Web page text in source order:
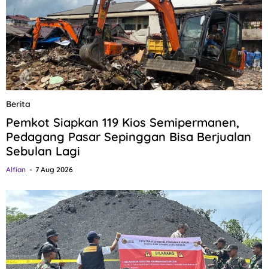
Berita
Pemkot Siapkan 119 Kios Semipermanen,
Pedagang Pasar Sepinggan Bisa Berjualan
Sebulan Lagi
Alfian 7 Aug 2026